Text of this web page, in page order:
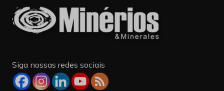
Siga nossas redes sociais